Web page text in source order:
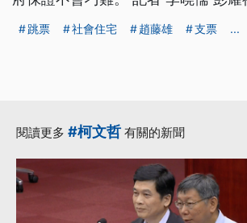
跳票 社會住宅 趙藤雄 支票 ...
閱讀更多 #柯文哲 有關的新聞